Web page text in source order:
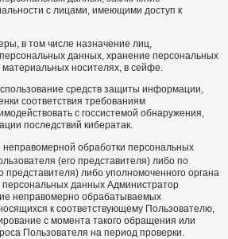
с лицами, имеющими доступ к
в том числе назначение лиц,
данных, хранение персональных
носителях, в сейфе.
средств защиты информации,
соответствия требованиям
с госсистемой обнаружения,
последствий кибератак.
неправомерной обработки персональных
(его представителя) либо по
представителя) либо уполномоченного органа
персональных данных Администратор
неправомерно обрабатываемых
к соответствующему Пользователю,
с момента такого обращения или
Пользователя на период проверки.